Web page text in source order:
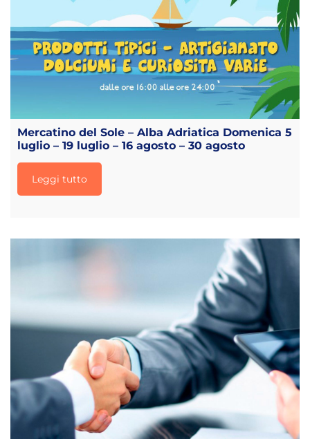
Mercatino del Sole – Alba Adriatica Domenica 5
luglio – 19 luglio – 16 agosto – 30 agosto
Leggi tutto